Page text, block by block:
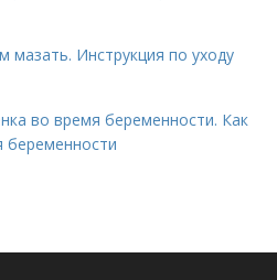
мазать. Инструкция по уходу
во время беременности. Как
беременности